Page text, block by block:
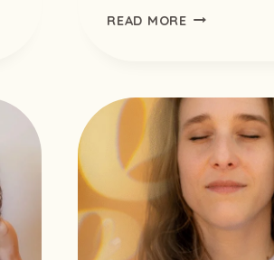
READ MOREDÉTOX
15
ASTUCES
NATURELLES
POUR
RETROUVER
VITALITÉ
ET
ÉLAN